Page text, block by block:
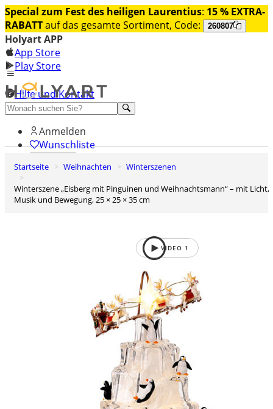
Special zum Fest des heiligen Laurentius: 15 % EXTRA-
RABATTauf das gesamte Sortiment, Code: 260807
Holyart APP
App Store
Play Store
Hilfe und Kontakt
Entdecken Sie Premium
Anmelden
Wunschliste
0
Startseite Weihnachten
Winterszenen
Winterszene „Eisberg mit Pinguinen und Weihnachtsmann“ – mit Licht,
Musik und Bewegung, 25 × 25 × 35 cm
VIDEO 1